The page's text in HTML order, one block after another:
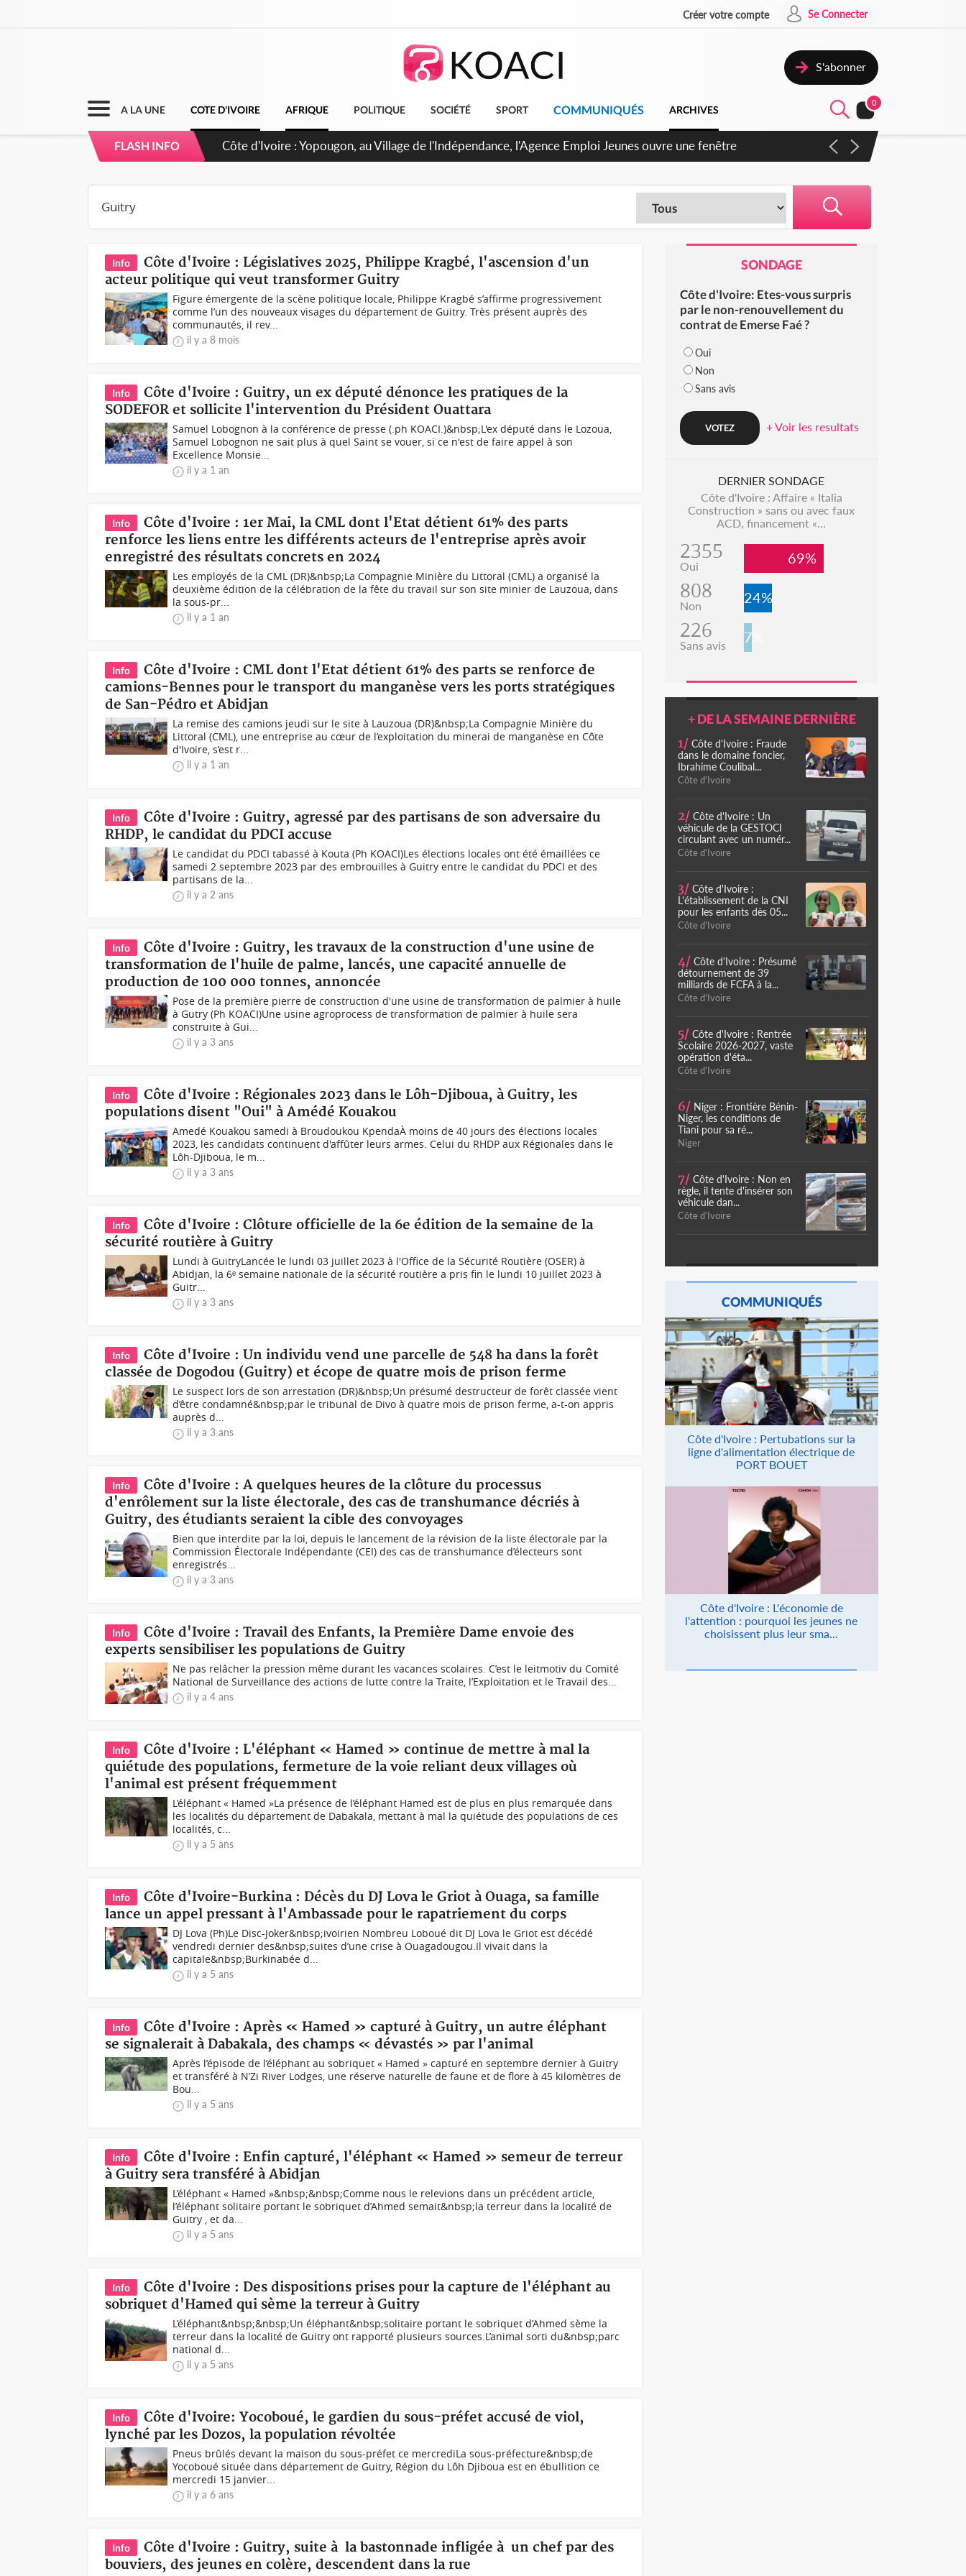
Créer votre compte Se Connecter
S'abonner
A LA UNE COTE D'IVOIRE AFRIQUE POLITIQUE SOCIÉTÉ SPORT COMMUNIQUÉS ARCHIVES
0
FLASH INFO
Côte d'Ivoire : Yopougon, au Village de l'Indépendance, l'Agence Emploi Jeunes ouvre une fenêtre
Info
Côte d'Ivoire : Législatives 2025, Philippe Kragbé, l'ascension d'un
acteur politique qui veut transformer Guitry
Figure émergente de la scène politique locale, Philippe Kragbé s’affirme progressivement
comme l’un des nouveaux visages du département de Guitry. Très présent auprès des
communautés, il rev...
il y a 8 mois
Info
Côte d'Ivoire : Guitry, un ex député dénonce les pratiques de la
SODEFOR et sollicite l'intervention du Président Ouattara
Samuel Lobognon à la conférence de presse (.ph KOACI.)&nbsp;L'ex député dans le Lozoua,
Samuel Lobognon ne sait plus à quel Saint se vouer, si ce n'est de faire appel à son
Excellence Monsie...
il y a 1 an
Info
Côte d'Ivoire : 1er Mai, la CML dont l'Etat détient 61% des parts
renforce les liens entre les différents acteurs de l'entreprise après avoir
enregistré des résultats concrets en 2024
Les employés de la CML (DR)&nbsp;La Compagnie Minière du Littoral (CML) a organisé la
deuxième édition de la célébration de la fête du travail sur son site minier de Lauzoua, dans
la sous-pr...
il y a 1 an
Info
Côte d'Ivoire : CML dont l'Etat détient 61% des parts se renforce de
camions-Bennes pour le transport du manganèse vers les ports stratégiques
de San-Pédro et Abidjan
La remise des camions jeudi sur le site à Lauzoua (DR)&nbsp;La Compagnie Minière du
Littoral (CML), une entreprise au cœur de l’exploitation du minerai de manganèse en Côte
d'Ivoire, s’est r...
il y a 1 an
Info
Côte d'Ivoire : Guitry, agressé par des partisans de son adversaire du
RHDP, le candidat du PDCI accuse
Le candidat du PDCI tabassé à Kouta (Ph KOACI)Les élections locales ont été émaillées ce
samedi 2 septembre 2023 par des embrouilles à Guitry entre le candidat du PDCI et des
partisans de la...
il y a 2 ans
Info
Côte d'Ivoire : Guitry, les travaux de la construction d'une usine de
transformation de l'huile de palme, lancés, une capacité annuelle de
production de 100 000 tonnes, annoncée
Pose de la première pierre de construction d'une usine de transformation de palmier à huile
à Gutry (Ph KOACI)Une usine agroprocess de transformation de palmier à huile sera
construite à Gui...
il y a 3 ans
Info
Côte d'Ivoire : Régionales 2023 dans le Lôh-Djiboua, à Guitry, les
populations disent "Oui" à Amédé Kouakou
Amedé Kouakou samedi à Broudoukou KpendaÀ moins de 40 jours des élections locales
2023, les candidats continuent d'affûter leurs armes. Celui du RHDP aux Régionales dans le
Lôh-Djiboua, le m...
il y a 3 ans
Info
Côte d'Ivoire : Clôture officielle de la 6e édition de la semaine de la
sécurité routière à Guitry
Lundi à GuitryLancée le lundi 03 juillet 2023 à l'Office de la Sécurité Routière (OSER) à
Abidjan, la 6ᵉ semaine nationale de la sécurité routière a pris fin le lundi 10 juillet 2023 à
Guitr...
il y a 3 ans
Info
Côte d'Ivoire : Un individu vend une parcelle de 548 ha dans la forêt
classée de Dogodou (Guitry) et écope de quatre mois de prison ferme
Le suspect lors de son arrestation (DR)&nbsp; Un présumé destructeur de forêt classée vient
d’être condamné&nbsp;par le tribunal de Divo à quatre mois de prison ferme, a-t-on appris
auprès d...
il y a 3 ans
Info
Côte d'Ivoire : A quelques heures de la clôture du processus
d'enrôlement sur la liste électorale, des cas de transhumance décriés à
Guitry, des étudiants seraient la cible des convoyages
Bien que interdite par la loi, depuis le lancement de la révision de la liste électorale par la
Commission Électorale Indépendante (CEI) des cas de transhumance d’électeurs sont
enregistrés...
il y a 3 ans
Info
Côte d'Ivoire : Travail des Enfants, la Première Dame envoie des
experts sensibiliser les populations de Guitry
Ne pas relâcher la pression même durant les vacances scolaires. C’est le leitmotiv du Comité
National de Surveillance des actions de lutte contre la Traite, l’Exploitation et le Travail des...
il y a 4 ans
Info
Côte d'Ivoire : L'éléphant « Hamed » continue de mettre à mal la
quiétude des populations, fermeture de la voie reliant deux villages où
l'animal est présent fréquemment
L’éléphant « Hamed »La présence de l’éléphant Hamed est de plus en plus remarquée dans
les localités du département de Dabakala, mettant à mal la quiétude des populations de ces
localités, c...
il y a 5 ans
Info
Côte d'Ivoire-Burkina : Décès du DJ Lova le Griot à Ouaga, sa famille
lance un appel pressant à l'Ambassade pour le rapatriement du corps
DJ Lova (Ph)Le Disc-Joker&nbsp;ivoirien Nombreu Loboué dit DJ Lova le Griot est décédé
vendredi dernier des&nbsp;suites d’une crise à Ouagadougou.Il vivait dans la
capitale&nbsp;Burkinabée d...
il y a 5 ans
Info
Côte d'Ivoire : Après « Hamed » capturé à Guitry, un autre éléphant
se signalerait à Dabakala, des champs « dévastés » par l'animal
Après l’épisode de l’éléphant au sobriquet « Hamed » capturé en septembre dernier à Guitry
et transféré à N’Zi River Lodges, une réserve naturelle de faune et de flore à 45 kilomètres de
Bou...
il y a 5 ans
Info
Côte d'Ivoire : Enfin capturé, l'éléphant « Hamed » semeur de terreur
à Guitry sera transféré à Abidjan
L’éléphant « Hamed »&nbsp;&nbsp;Comme nous le relevions dans un précédent article,
l’éléphant solitaire portant le sobriquet d’Ahmed semait&nbsp;la terreur dans la localité de
Guitry , et da...
il y a 5 ans
Info
Côte d'Ivoire : Des dispositions prises pour la capture de l'éléphant au
sobriquet d'Hamed qui sème la terreur à Guitry
L’éléphant&nbsp;&nbsp;Un éléphant&nbsp;solitaire portant le sobriquet d’Ahmed sème la
terreur dans la localité de Guitry ont rapporté plusieurs sources.L’animal sorti du&nbsp;parc
national d...
il y a 5 ans
Info
Côte d'Ivoire: Yocoboué, le gardien du sous-préfet accusé de viol,
lynché par les Dozos, la population révoltée
Pneus brûlés devant la maison du sous-préfet ce mercrediLa sous-préfecture&nbsp;de
Yocoboué située dans département de Guitry, Région du Lôh Djiboua est en ébullition ce
mercredi 15 janvier...
il y a 6 ans
Info
Côte d'Ivoire : Guitry, suite à la bastonnade infligée à un chef par des
bouviers, des jeunes en colère, descendent dans la rue
SONDAGE
Côte d'Ivoire: Etes-vous surpris
par le non-renouvellement du
contrat de Emerse Faé ?
Oui
Non
Sans avis
+ Voir les resultats
DERNIER SONDAGE
Côte d'Ivoire : Affaire « Italia
Construction » sans ou avec faux
ACD, financement «...
2355
Oui 69%
808
Non 24%
226
Sans avis 7%
+ DE LA SEMAINE DERNIÈRE
1/ Côte d'Ivoire : Fraude
dans le domaine foncier,
Ibrahime Coulibal...
Côte d'Ivoire
2/ Côte d'Ivoire : Un
véhicule de la GESTOCI
circulant avec un numér...
Côte d'Ivoire
3/ Côte d'Ivoire :
L'établissement de la CNI
pour les enfants dès 05...
Côte d'Ivoire
4/ Côte d'Ivoire : Présumé
détournement de 39
milliards de FCFA à la...
Côte d'Ivoire
5/ Côte d'Ivoire : Rentrée
Scolaire 2026-2027, vaste
opération d'éta...
Côte d'Ivoire
6/ Niger : Frontière Bénin-
Niger, les conditions de
Tiani pour sa ré...
Niger
7/ Côte d'Ivoire : Non en
règle, il tente d'insérer son
véhicule dan...
Côte d'Ivoire
COMMUNIQUÉS
Côte d'Ivoire : Pertubations sur la
ligne d'alimentation électrique de
PORT BOUET
Côte d'Ivoire : L'économie de
l'attention : pourquoi les jeunes ne
choisissent plus leur sma...